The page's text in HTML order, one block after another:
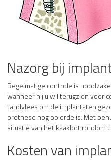
Nazorg bij
Regelmatige controle is
wanneer hij u wil terugzien voor
tandvlees om de implantaten
prothese nog op orde is. Met
situatie van het kaakbot rondom
Kosten van